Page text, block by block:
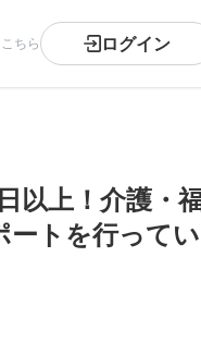
ちら ログイン
以上！介護・
ートを行ってい